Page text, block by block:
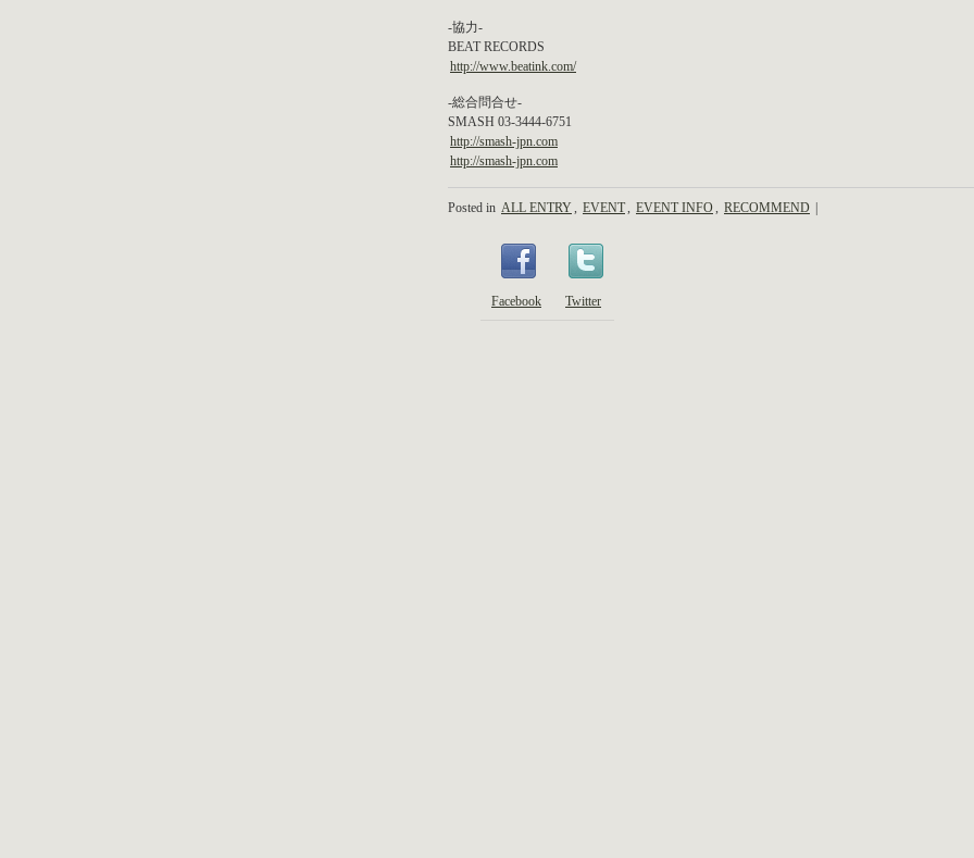
-協力-
BEAT RECORDS
http://www.beatink.com/
-総合問合せ-
SMASH 03-3444-6751
http://smash-jpn.com
http://smash-jpn.com
Posted in ALL ENTRY, EVENT, EVENT INFO, RECOMMEND
Facebook Twitter